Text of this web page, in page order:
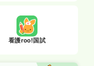
看護roo!国試